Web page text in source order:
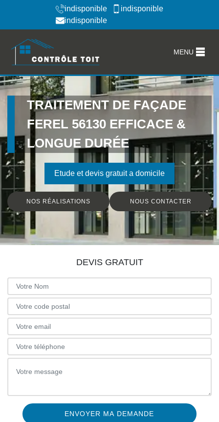
indisponible
indisponible
indisponible
MENU
TRAITEMENT DE FAÇADE
FEREL 56130 EFFICACE &
LONGUE DURÉE
Etude et devis gratuit a domicile
NOS RÉALISATIONS NOUS CONTACTER
DEVIS GRATUIT